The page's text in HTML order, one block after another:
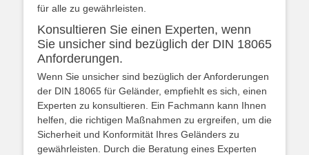
für alle zu gewährleisten.
Konsultieren Sie einen Experten, wenn
Sie unsicher sind bezüglich der DIN 18065
Anforderungen.
Wenn Sie unsicher sind bezüglich der Anforderungen
der DIN 18065 für Geländer, empfiehlt es sich, einen
Experten zu konsultieren. Ein Fachmann kann Ihnen
helfen, die richtigen Maßnahmen zu ergreifen, um die
Sicherheit und Konformität Ihres Geländers zu
gewährleisten. Durch die Beratung eines Experten